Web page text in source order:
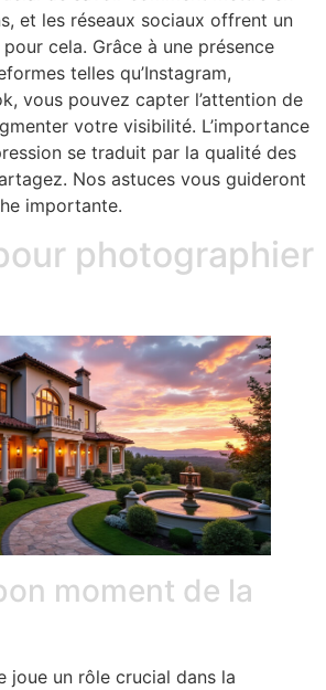
et les réseaux sociaux offrent un
cela. Grâce à une présence
telles qu’Instagram,
vous pouvez capter l’attention de
votre visibilité. L’importance
se traduit par la qualité des
Nos astuces vous guideront
importante.
photographier
moment de la
joue un rôle crucial dans la